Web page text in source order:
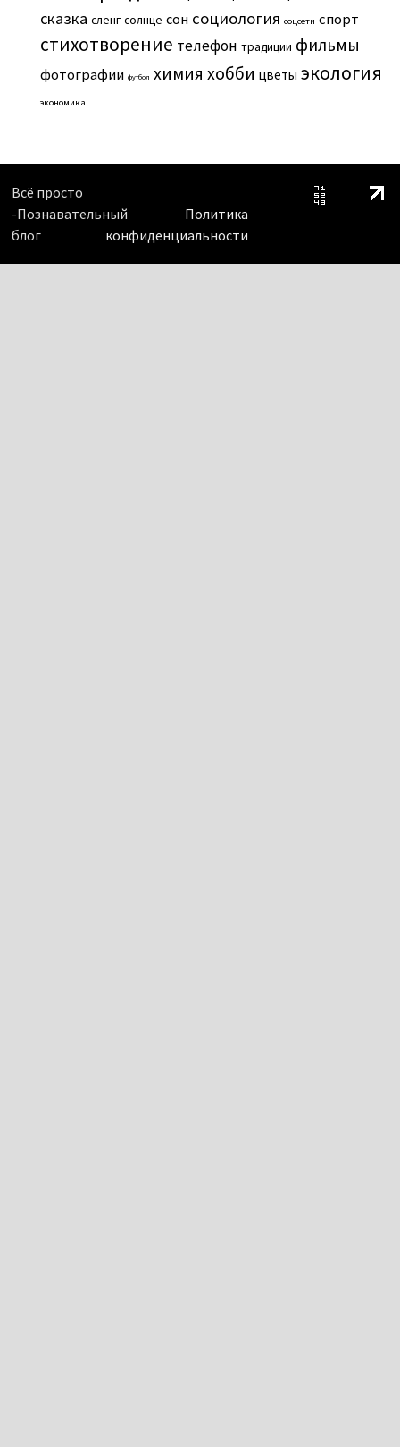
сказка сленг солнце сон социология соцсети спорт
стихотворение телефон традиции фильмы
фотографии футбол химия хобби цветы экология
экономика
Всё просто
-Познавательный
блог
Политика
конфиденциальности